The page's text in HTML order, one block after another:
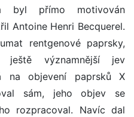
byl přímo motivován
Antoine Henri Becquerel.
rentgenové paprsky,
významnější jev
na objevení paprsků X
sám, jeho objev se
rozpracoval. Navíc dal